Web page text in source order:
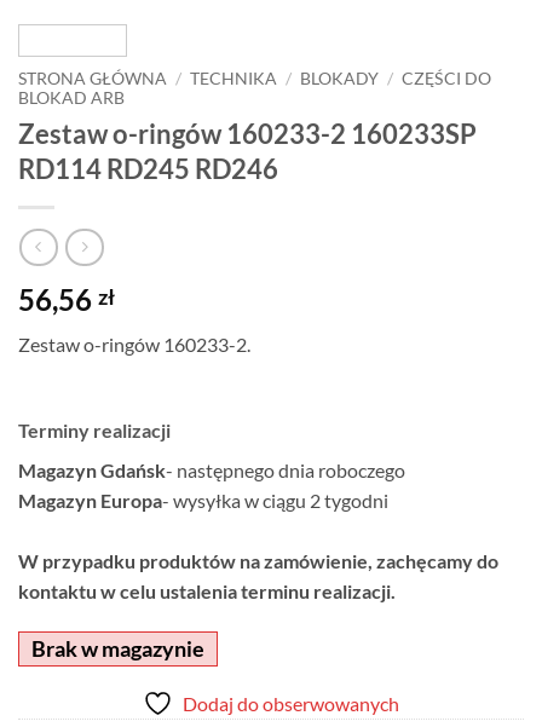
STRONA GŁÓWNA / TECHNIKA / BLOKADY / CZĘŚCI DO
BLOKAD ARB
Zestaw o-ringów 160233-2 160233SP
RD114 RD245 RD246
56,56 zł
Zestaw o-ringów 160233-2.
Terminy realizacji
Magazyn Gdańsk- następnego dnia roboczego
Magazyn Europa- wysyłka w ciągu 2 tygodni
W przypadku produktów na zamówienie, zachęcamy do
kontaktu w celu ustalenia terminu realizacji.
Brak w magazynie
Dodaj do obserwowanych